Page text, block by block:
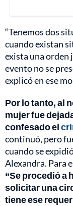
“Tenemos dos
cuando existan
exista una orden
evento no se
explicó en ese
Por lo tanto, al
mujer fue
confesado el
continuó, pero
cuando se
Alexandra. Para
“Se procedió a
solicitar una
tiene ese